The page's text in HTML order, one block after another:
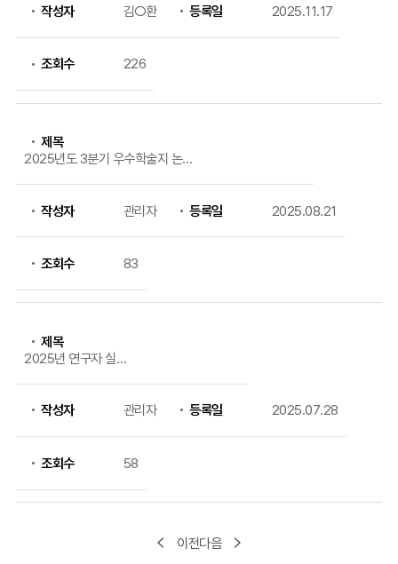
작성자 김○환 등록일 2025.11.17
조회수 226
제목
2025년도 3분기 우수학술지 논문
작성자 관리자 등록일 2025.08.21
조회수 83
제목
2025년 연구자 실험
내
작성자 관리자 등록일 2025.07.28
조회수 58
이전다음